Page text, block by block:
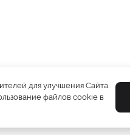
для улучшения Сайта.
файлов cookie в